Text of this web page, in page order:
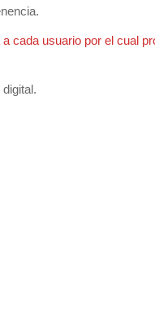
cada usuario por el cual